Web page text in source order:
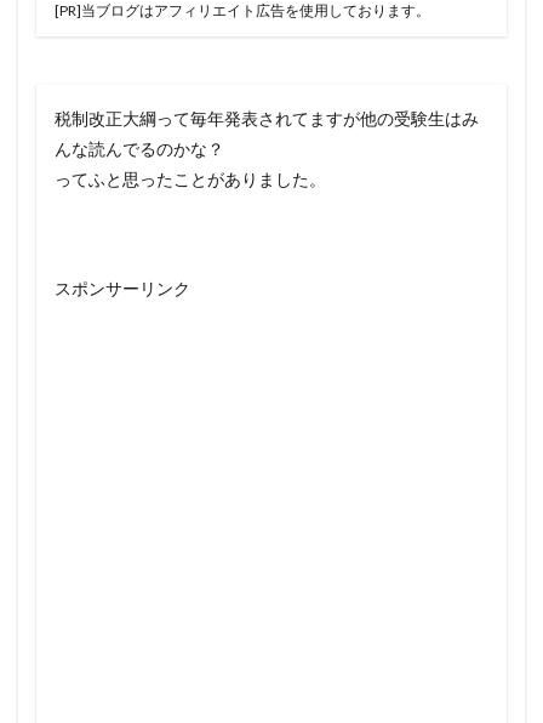
[PR]当ブログはアフィリエイト広告を使用しております。
税制改正大綱って毎年発表されてますが他の受験生はみ
んな読んでるのかな？
ってふと思ったことがありました。
スポンサーリンク